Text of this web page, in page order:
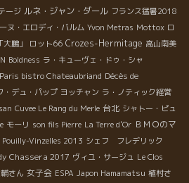
ージ ルネ・ジャン・ダール フランス猛暑2018
ヌ・エロディ・バルム Yvon Metras Mottox ロ
鵬」 ロット66 Crozes-Hermitage 高山南美
Boldness ラ・キューヴェ・ドゥ・シャ
Paris bistro Chateaubriand Décès de
・デュ・パップ ヨッチャン ラ・ノティック経営
Cuvee Le Rang du Merle 台北 シャトー・ピュ
モーリ son fils Pierre La Terre d'Or ＢＭＯのマ
Pouilly-Vinzelles 2013 シェフ フレデリック
Chassera 2017 ヴィユ・サージュ Le Clos
さん 女子会 ESPA Japon Hamamatsu 植村さ